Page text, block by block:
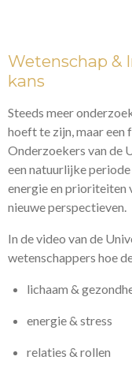
Wetenschap &
kans
Steeds meer
hoeft te zijn, maar een
Onderzoekers van de
een natuurlijke
energie en prioriteiten
nieuwe perspectieven.
In de video van de
wetenschappers hoe
lichaam &
energie & stress
relaties & rollen